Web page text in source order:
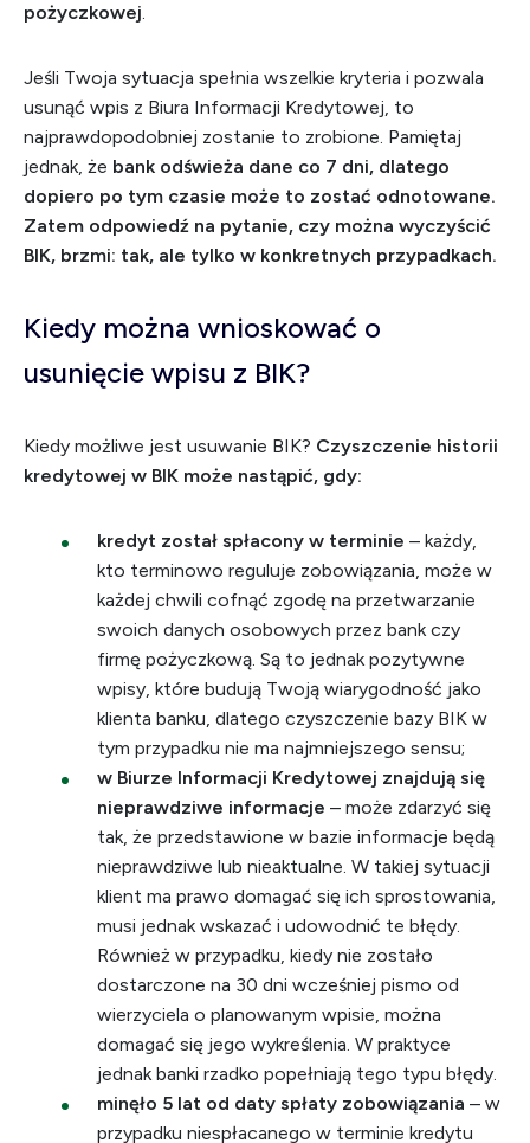
pożyczkowej.
Jeśli Twoja sytuacja spełnia wszelkie kryteria i pozwala
usunąć wpis z Biura Informacji Kredytowej, to
najprawdopodobniej zostanie to zrobione. Pamiętaj
jednak, że bank odświeża dane co 7 dni, dlatego
dopiero po tym czasie może to zostać odnotowane.
Zatem odpowiedź na pytanie, czy można wyczyścić
BIK, brzmi: tak, ale tylko w konkretnych przypadkach.
Kiedy można wnioskować o
usunięcie wpisu z BIK?
Kiedy możliwe jest usuwanie BIK? Czyszczenie historii
kredytowej w BIK może nastąpić, gdy:
kredyt został spłacony w terminie – każdy,
kto terminowo reguluje zobowiązania, może w
każdej chwili cofnąć zgodę na przetwarzanie
swoich danych osobowych przez bank czy
firmę pożyczkową. Są to jednak pozytywne
wpisy, które budują Twoją wiarygodność jako
klienta banku, dlatego czyszczenie bazy BIK w
tym przypadku nie ma najmniejszego sensu;
w Biurze Informacji Kredytowej znajdują się
nieprawdziwe informacje – może zdarzyć się
tak, że przedstawione w bazie informacje będą
nieprawdziwe lub nieaktualne. W takiej sytuacji
klient ma prawo domagać się ich sprostowania,
musi jednak wskazać i udowodnić te błędy.
Również w przypadku, kiedy nie zostało
dostarczone na 30 dni wcześniej pismo od
wierzyciela o planowanym wpisie, można
domagać się jego wykreślenia. W praktyce
jednak banki rzadko popełniają tego typu błędy.
minęło 5 lat od daty spłaty zobowiązania – w
przypadku niespłacanego w terminie kredytu